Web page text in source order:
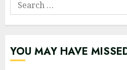
for:
YOU MAY HAVE